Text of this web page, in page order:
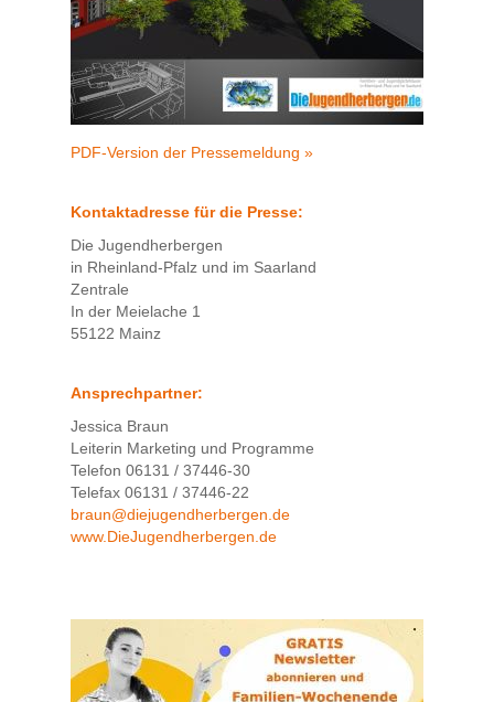
PDF-Version der Pressemeldung »
Kontaktadresse für die Presse:
Die Jugendherbergen
in Rheinland-Pfalz und im Saarland
Zentrale
In der Meielache 1
55122 Mainz
Ansprechpartner:
Jessica Braun
Leiterin Marketing und Programme
Telefon 06131 / 37446-30
Telefax 06131 / 37446-22
braun@diejugendherbergen.de
www.DieJugendherbergen.de